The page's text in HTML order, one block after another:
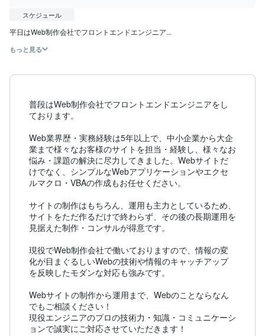
スケジュール
平日はWeb制作会社でフロントエンドエンジニア...
もっと見る
普段はWeb制作会社でフロントエンドエンジニアをし
ております。
Web業界歴・実務経験は5年以上で、中小企業から大企
業まで様々なお客様のサイトを担当・経験し、様々なお
悩み・課題の解決に尽力してきました。Webサイトだ
けでなく、シンプルなWebアプリケーションやエクセ
ルマクロ・VBAの作成もお任せください。
サイトの制作はもちろん、運用も主力としているため、
サイトをただ作るだけで終わらず、その後の長期運用を
見据えた制作・コンサルが得意です。
現役でWeb制作会社で働いておりますので、情報の変
化が目まぐるしいWebの技術や情報のキャッチアップ
を反映したモダンな対応も強みです。
Webサイトの制作から運用まで、Webのことならなん
でもご相談ください！
現役エンジニアのプロの技術力・知識・コミュニケーシ
ョンで誠実にご対応させていただきます！